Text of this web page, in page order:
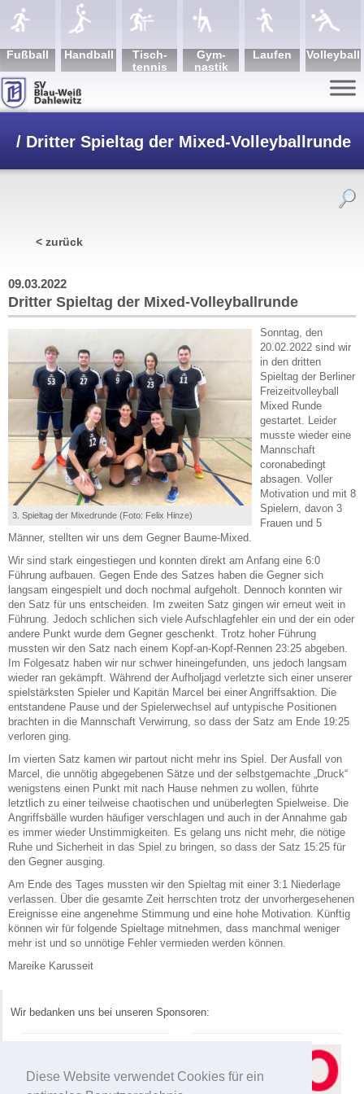
Diese Website verwendet Cookies für ein
Fuß­ball Hand­ball
Tisch­
tennis
Gym­
nastik
Lau­fen Volley­ball
/ Dritter Spieltag der Mixed-Volleyballrunde
< zurück
09.03.2022
Dritter Spieltag der Mixed-Volleyballrunde
3. Spieltag der Mixedrunde (Foto: Felix Hinze)
Sonntag, den
20.02.2022 sind wir
in den dritten
Spieltag der Berliner
Freizeitvolleyball
Mixed Runde
gestartet. Leider
musste wieder eine
Mannschaft
coronabedingt
absagen. Voller
Motivation und mit 8
Spielern, davon 3
Frauen und 5
Männer, stellten wir uns dem Gegner Baume-Mixed.
Wir sind stark eingestiegen und konnten direkt am Anfang eine 6:0
Führung aufbauen. Gegen Ende des Satzes haben die Gegner sich
langsam eingespielt und doch nochmal aufgeholt. Dennoch konnten wir
den Satz für uns entscheiden. Im zweiten Satz gingen wir erneut weit in
Führung. Jedoch schlichen sich viele Aufschlagfehler ein und der ein oder
andere Punkt wurde dem Gegner geschenkt. Trotz hoher Führung
mussten wir den Satz nach einem Kopf-an-Kopf-Rennen 23:25 abgeben.
Im Folgesatz haben wir nur schwer hineingefunden, uns jedoch langsam
wieder ran gekämpft. Während der Aufholjagd verletzte sich einer unserer
spielstärksten Spieler und Kapitän Marcel bei einer Angriffsaktion. Die
entstandene Pause und der Spielerwechsel auf untypische Positionen
brachten in die Mannschaft Verwirrung, so dass der Satz am Ende 19:25
verloren ging.
Im vierten Satz kamen wir partout nicht mehr ins Spiel. Der Ausfall von
Marcel, die unnötig abgegebenen Sätze und der selbstgemachte „Druck“
wenigstens einen Punkt mit nach Hause nehmen zu wollen, führte
letztlich zu einer teilweise chaotischen und unüberlegten Spielweise. Die
Angriffsbälle wurden häufiger verschlagen und auch in der Annahme gab
es immer wieder Unstimmigkeiten. Es gelang uns nicht mehr, die nötige
Ruhe und Sicherheit in das Spiel zu bringen, so dass der Satz 15:25 für
den Gegner ausging.
Am Ende des Tages mussten wir den Spieltag mit einer 3:1 Niederlage
verlassen. Über die gesamte Zeit herrschten trotz der unvorhergesehenen
Ereignisse eine angenehme Stimmung und eine hohe Motivation. Künftig
können wir für folgende Spieltage mitnehmen, dass manchmal weniger
mehr ist und so unnötige Fehler vermieden werden können.
Mareike Karusseit
Wir bedanken uns bei unseren Sponsoren: